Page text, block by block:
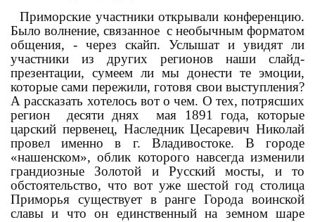
Приморские участники открывали конференцию.
Было волнение, связанное с необычным форматом
общения, - через скайп. Услышат и увидят ли
участники из других регионов наши слайд-
презентации, сумеем ли мы донести те эмоции,
которые сами пережили, готовя свои выступления?
А рассказать хотелось вот о чем. О тех, потрясших
регион десяти днях мая 1891 года, которые
царский первенец, Наследник Цесаревич Николай
провел именно в г. Владивостоке. В городе
«нашенском», облик которого навсегда изменили
грандиозные Золотой и Русский мосты, и то
обстоятельство, что вот уже шестой год столица
Приморья существует в ранге Города воинской
славы и что он единственный на земном шаре